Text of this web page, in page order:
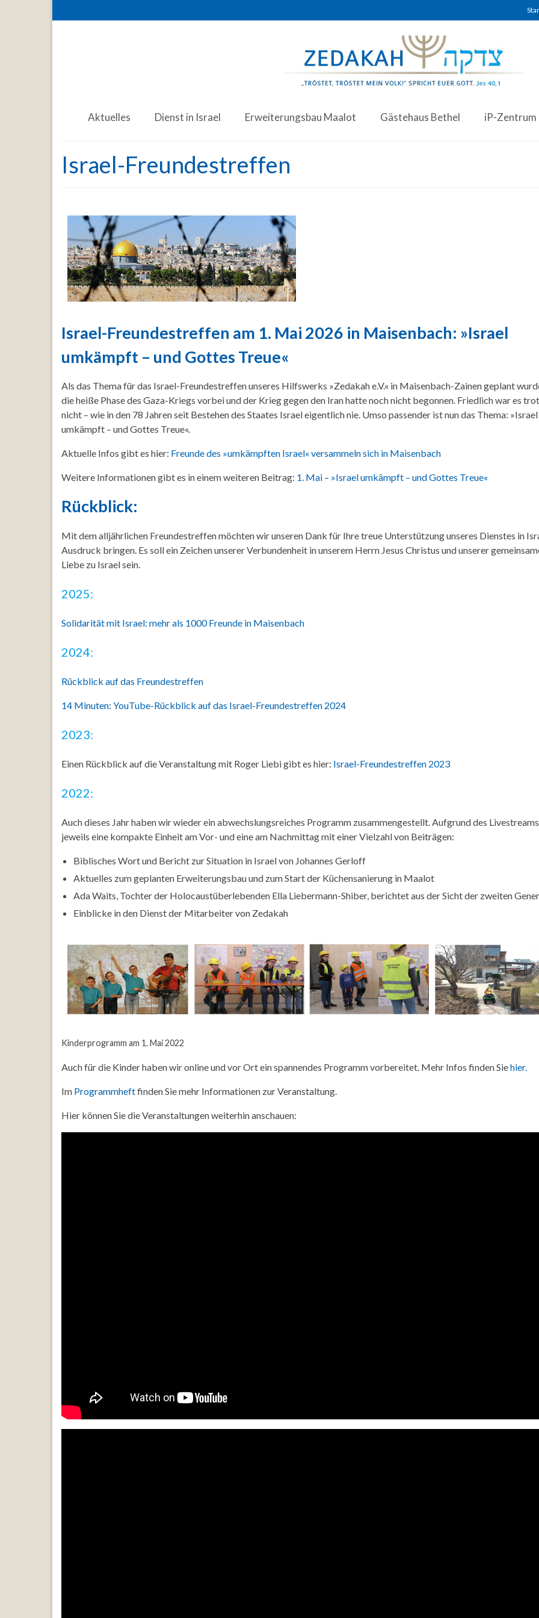
Aktuelles Dienst in Israel Erweiterungsbau Maalot Gästehaus Bethel iP-Zentrum
Israel-Freundestreffen
Israel-Freundestreffen am 1. Mai 2026 in Maisenbach: »Israel
umkämpft – und Gottes Treue«
Als das Thema für das Israel-Freundestreffen unseres Hilfswerks »Zedakah e.V.« in Maisenbach-Zainen geplant
die heiße Phase des Gaza-Kriegs vorbei und der Krieg gegen den Iran hatte noch nicht begonnen. Friedlich war es
nicht – wie in den 78 Jahren seit Bestehen des Staates Israel eigentlich nie. Umso passender ist nun das Thema: »Israel
umkämpft – und Gottes Treue«.
Aktuelle Infos gibt es hier: Freunde des »umkämpften Israel« versammeln sich in Maisenbach
Weitere Informationen gibt es in einem weiteren Beitrag: 1. Mai – »Israel umkämpft – und Gottes Treue«
Rückblick:
Mit dem alljährlichen Freundestreffen möchten wir unseren Dank für Ihre treue Unterstützung unseres Dienstes in
Ausdruck bringen. Es soll ein Zeichen unserer Verbundenheit in unserem Herrn Jesus Christus und unserer
Liebe zu Israel sein.
2025:
Solidarität mit Israel: mehr als 1000 Freunde in Maisenbach
2024:
Rückblick auf das Freundestreffen
14 Minuten: YouTube-Rückblick auf das Israel-Freundestreffen 2024
2023:
Einen Rückblick auf die Veranstaltung mit Roger Liebi gibt es hier: Israel-Freundestreffen 2023
2022:
Auch dieses Jahr haben wir wieder ein abwechslungsreiches Programm zusammengestellt. Aufgrund des
jeweils eine kompakte Einheit am Vor- und eine am Nachmittag mit einer Vielzahl von Beiträgen:
Biblisches Wort und Bericht zur Situation in Israel von Johannes Gerloff
Aktuelles zum geplanten Erweiterungsbau und zum Start der Küchensanierung in Maalot
Ada Waits, Tochter der Holocaustüberlebenden Ella Liebermann-Shiber, berichtet aus der Sicht der zweiten
Einblicke in den Dienst der Mitarbeiter von Zedakah
Kinderprogramm am 1. Mai 2022
Auch für die Kinder haben wir online und vor Ort ein spannendes Programm vorbereitet. Mehr Infos finden Siehier.
Im Programmheftfinden Sie mehr Informationen zur Veranstaltung.
Hier können Sie die Veranstaltungen weiterhin anschauen: